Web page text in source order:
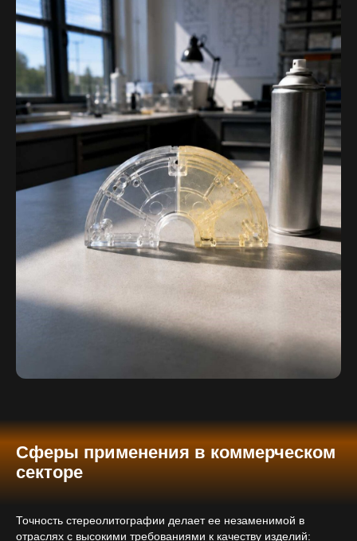
Сферы применения в коммерческом
секторе
Точность стереолитографии делает ее незаменимой в
отраслях с высокими требованиями к качеству изделий: